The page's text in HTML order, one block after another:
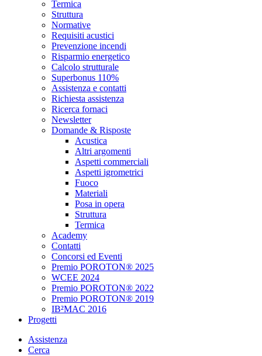
Termica
Struttura
Normative
Requisiti acustici
Prevenzione incendi
Risparmio energetico
Calcolo strutturale
Superbonus 110%
Assistenza e contatti
Richiesta assistenza
Ricerca fornaci
Newsletter
Domande & Risposte
Acustica
Altri argomenti
Aspetti commerciali
Aspetti igrometrici
Fuoco
Materiali
Posa in opera
Struttura
Termica
Academy
Contatti
Concorsi ed Eventi
Premio POROTON® 2025
WCEE 2024
Premio POROTON® 2022
Premio POROTON® 2019
IB²MAC 2016
Progetti
Assistenza
Cerca